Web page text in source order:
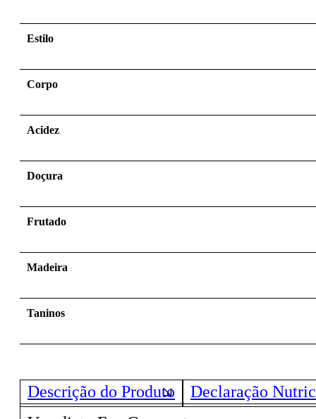
Estilo
Corpo
Acidez
Doçura
Frutado
Madeira
Taninos
Descrição do Produto
Declaração